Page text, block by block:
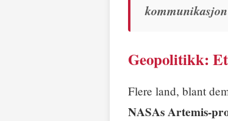
Geopolitikk:
Flere land, blant
NASAs Artemis-